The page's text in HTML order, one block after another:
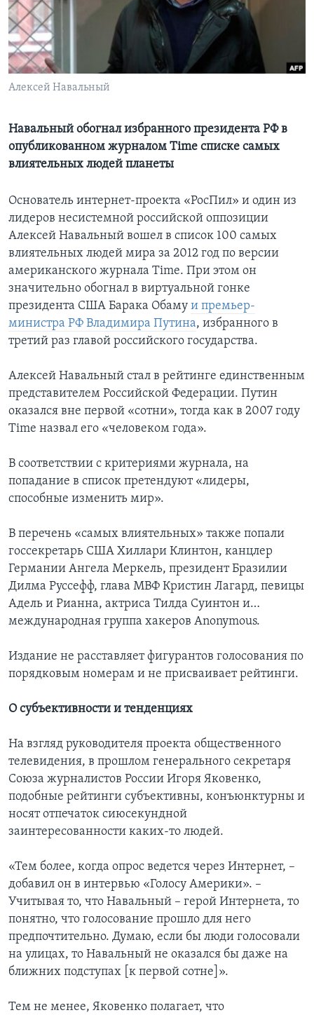
Learning English
СОЦИАЛЬНЫЕ СЕТИ
Языки
Алексей Навальный
Навальный обогнал избранного президента РФ в
опубликованном журналом Time списке самых
влиятельных людей планеты
Основатель интернет-проекта «РосПил» и один из
лидеров несистемной российской оппозиции
Алексей Навальный вошел в список 100 самых
влиятельных людей мира за 2012 год по версии
американского журнала Time. При этом он
значительно обогнал в виртуальной гонке
президента США Барака Обаму и премьер-
министра РФ Владимира Путина, избранного в
третий раз главой российского государства.
Алексей Навальный стал в рейтинге единственным
представителем Российской Федерации. Путин
оказался вне первой «сотни», тогда как в 2007 году
Time назвал его «человеком года».
В соответствии с критериями журнала, на
попадание в список претендуют «лидеры,
способные изменить мир».
В перечень «самых влиятельных» также попали
госсекретарь США Хиллари Клинтон, канцлер
Германии Ангела Меркель, президент Бразилии
Дилма Руссефф, глава МВФ Кристин Лагард, певицы
Адель и Рианна, актриса Тилда Суинтон и…
международная группа хакеров Anonymous.
Издание не расставляет фигурантов голосования по
порядковым номерам и не присваивает рейтинги.
О субъективности и тенденциях
На взгляд руководителя проекта общественного
телевидения, в прошлом генерального секретаря
Союза журналистов России Игоря Яковенко,
подобные рейтинги субъективны, конъюнктурны и
носят отпечаток сиюсекундной
заинтересованности каких-то людей.
«Тем более, когда опрос ведется через Интернет, –
добавил он в интервью «Голосу Америки». –
Учитывая то, что Навальный – герой Интернета, то
понятно, что голосование прошло для него
предпочтительно. Думаю, если бы люди голосовали
на улицах, то Навальный не оказался бы даже на
ближних подступах [к первой сотне]».
Тем не менее, Яковенко полагает, что